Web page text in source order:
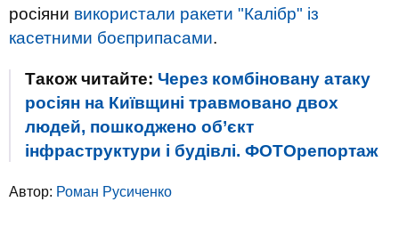
росіяни використали ракети "Калібр" із
касетними боєприпасами.
Також читайте: Через комбіновану атаку
росіян на Київщині травмовано двох
людей, пошкоджено об’єкт
інфраструктури і будівлі. ФОТОрепортаж
Автор: Роман Русиченко